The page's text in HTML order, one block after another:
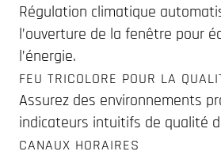
Régulation climatique
l’ouverture de la fenêtre pour
l’énergie.
FEU TRICOLORE POUR LA
Assurez des environnements
indicateurs intuitifs de qualité
CANAUX HORAIRES